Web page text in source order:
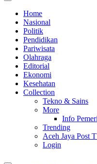
Home
Nasional
Politik
Pendidikan
Pariwisata
Olahraga
Editorial
Ekonomi
Kesehatan
Collection
Tekno & Sains
More
Info
Trending
Aceh Jaya Post
Login